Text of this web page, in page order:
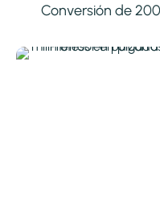
Conversión de